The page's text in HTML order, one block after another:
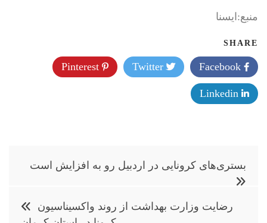
منبع:ایسنا
SHARE
Twitter
نوشته
بستری‌های کرونایی در اردبیل رو به افزایش است
رضایت وزارت بهداشت از روند واکسیناسیون